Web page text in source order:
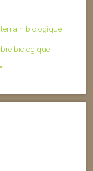
biologique
biologique